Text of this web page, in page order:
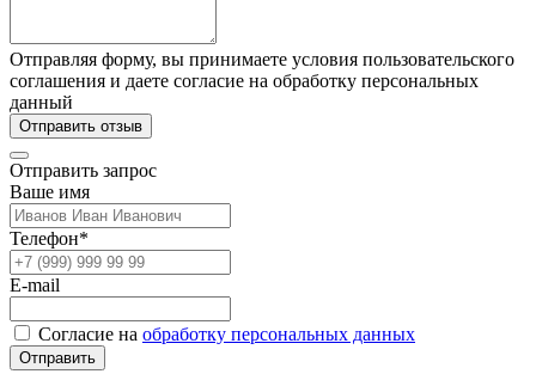
Отправляя форму, вы принимаете условия пользовательского
соглашения и даете согласие на обработку персональных
данный
Отправить отзыв
Отправить запрос
Ваше имя
Телефон*
E-mail
Согласие на обработку персональных данных
Отправить